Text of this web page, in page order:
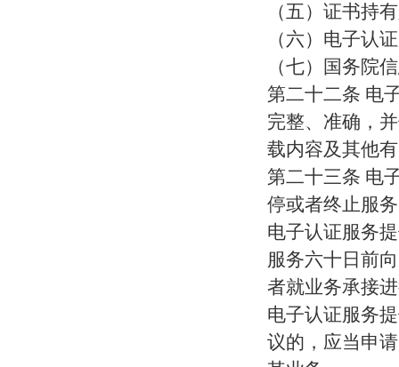
（五）证书持
（六）电子认
（七）国务院
第二十二条 电
完整、准确，
载内容及其他
第二十三条 电
停或者终止服
电子认证服务
服务六十日前
者就业务承接
电子认证服务
议的，应当申